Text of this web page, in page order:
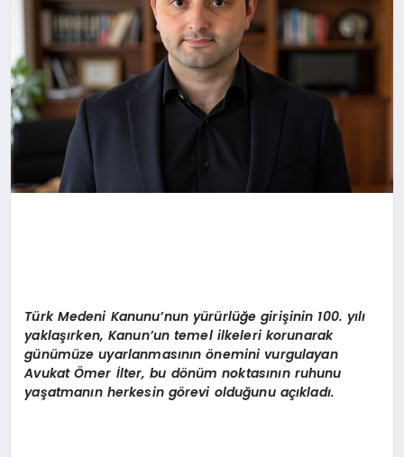
Türk Medeni Kanunu’nun yürürlüğe girişinin 100. yılı
yaklaşırken, Kanun’un temel ilkeleri korunarak
günümüze uyarlanmasının önemini vurgulayan
Avukat Ömer İlter, bu dönüm noktasının ruhunu
yaşatmanın herkesin görevi olduğunu açıkladı.